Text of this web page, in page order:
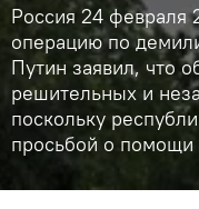
Россия 24 февраля
операцию по
Путин заявил, что
решительных и
поскольку
просьбой о помощи